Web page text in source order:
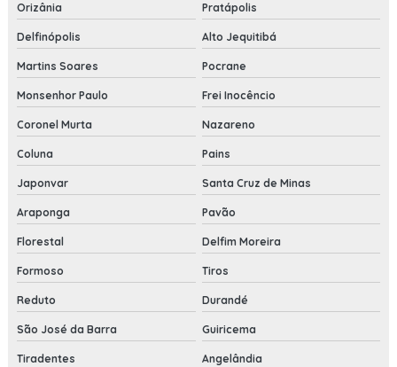
Orizânia Pratápolis
Delfinópolis Alto Jequitibá
Martins Soares Pocrane
Monsenhor Paulo Frei Inocêncio
Coronel Murta Nazareno
Coluna Pains
Japonvar Santa Cruz de Minas
Araponga Pavão
Florestal Delfim Moreira
Formoso Tiros
Reduto Durandé
São José da Barra Guiricema
Tiradentes Angelândia